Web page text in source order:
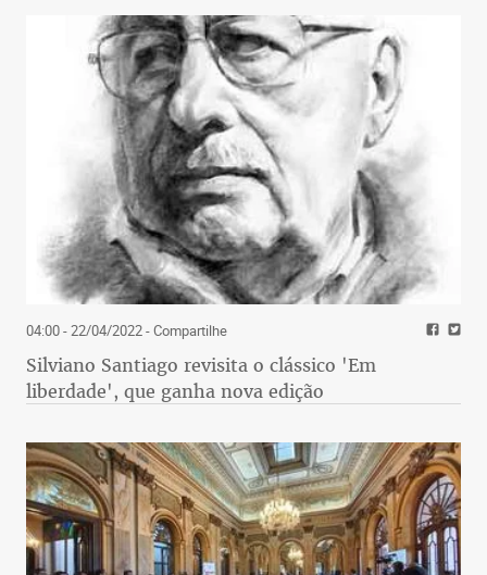
04:00 - 22/04/2022- Compartilhe
Silviano Santiago revisita o clássico 'Em
liberdade', que ganha nova edição